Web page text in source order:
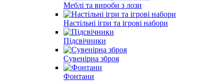
Меблі та вироби з лози
Настільні ігри та ігрові набори
Підсвічники
Сувенірна зброя
Фонтани